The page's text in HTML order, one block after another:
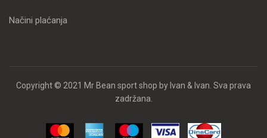
Načini plaćanja
Copyright © 2021 Mr Bean sport shop by Ivan & Ivan. Sva prava
zadržana.